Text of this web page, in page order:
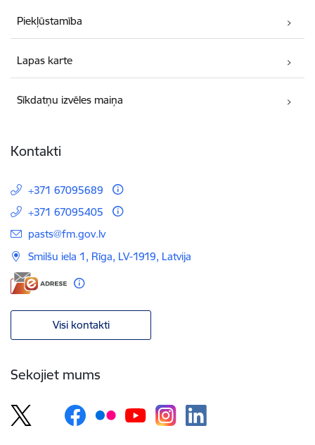
Piekļūstamība
Lapas karte
Sīkdatņu izvēles maiņa
Kontakti
+371 67095689
+371 67095405
E-pasts:
pasts@fm.gov.lv
Smilšu iela 1, Rīga, LV-1919, Latvija
Visi kontakti
Sekojiet mums